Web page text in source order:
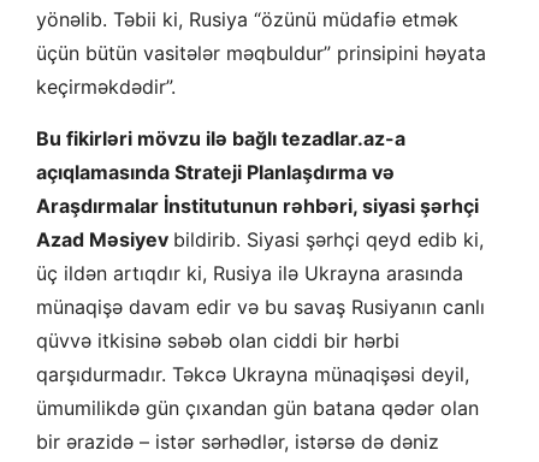
yönəlib. Təbii ki, Rusiya “özünü müdafiə etmək
üçün bütün vasitələr məqbuldur” prinsipini həyata
keçirməkdədir”.
Bu fikirləri mövzu ilə bağlı tezadlar.az-a
açıqlamasında Strateji Planlaşdırma və
Araşdırmalar İnstitutunun rəhbəri, siyasi şərhçi
Azad Məsiyev bildirib. Siyasi şərhçi qeyd edib ki,
üç ildən artıqdır ki, Rusiya ilə Ukrayna arasında
münaqişə davam edir və bu savaş Rusiyanın canlı
qüvvə itkisinə səbəb olan ciddi bir hərbi
qarşıdurmadır. Təkcə Ukrayna münaqişəsi deyil,
ümumilikdə gün çıxandan gün batana qədər olan
bir ərazidə – istər sərhədlər, istərsə də dəniz